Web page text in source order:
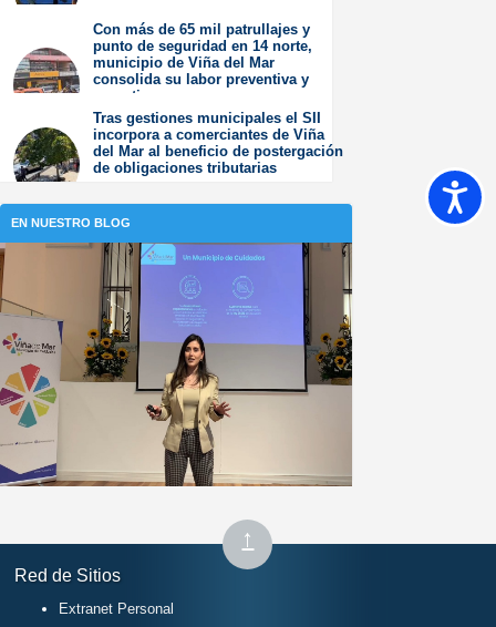
2026
Con más de 65 mil patrullajes y
punto de seguridad en 14 norte,
municipio de Viña del Mar
consolida su labor preventiva y
operativa
Jueves 30 de Julio de
2026
Tras gestiones municipales el SII
incorpora a comerciantes de Viña
del Mar al beneficio de postergación
de obligaciones tributarias
EN NUESTRO BLOG
↑ Subir
al
Red de Sitios
Extranet Personal